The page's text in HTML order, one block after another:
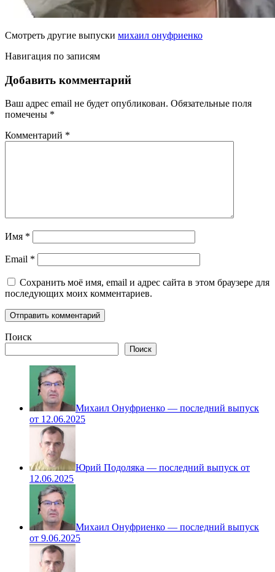
Смотреть другие выпуски михаил онуфриенко
Навигация по записям
Добавить комментарий
Ваш адрес email не будет опубликован. Обязательные поля
помечены *
Комментарий *
Имя *
Email *
Сохранить моё имя, email и адрес сайта в этом браузере для
последующих моих комментариев.
Поиск
Поиск
Михаил Онуфриенко — последний выпуск
от 12.06.2025
Юрий Подоляка — последний выпуск от
12.06.2025
Михаил Онуфриенко — последний выпуск
от 9.06.2025